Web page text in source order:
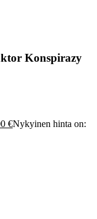
Konspirazy
€Nykyinen hinta on: